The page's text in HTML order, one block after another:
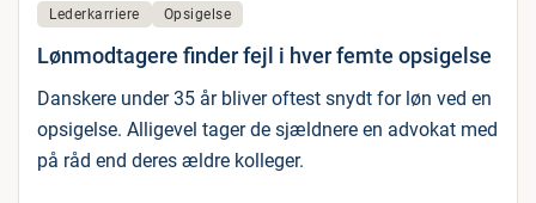
Lederkarriere Opsigelse
Lønmodtagere finder fejl i hver femte opsigelse
Danskere under 35 år bliver oftest snydt for løn ved en
opsigelse. Alligevel tager de sjældnere en advokat med
på råd end deres ældre kolleger.